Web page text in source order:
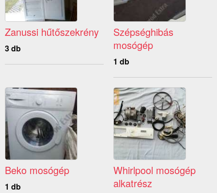
Zanussi hűtőszekrény
3 db
Szépséghibás
mosógép
1 db
Beko mosógép
1 db
Whirlpool mosógép
alkatrész